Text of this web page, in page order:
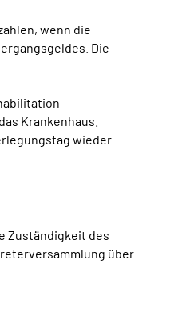
wenn die
Die
Krankenhaus.
wieder
Zuständigkeit des
über